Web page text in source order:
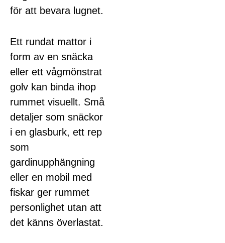
för att bevara lugnet.
Ett rundat mattor i
form av en snäcka
eller ett vågmönstrat
golv kan binda ihop
rummet visuellt. Små
detaljer som snäckor
i en glasburk, ett rep
som
gardinupphängning
eller en mobil med
fiskar ger rummet
personlighet utan att
det känns överlastat.